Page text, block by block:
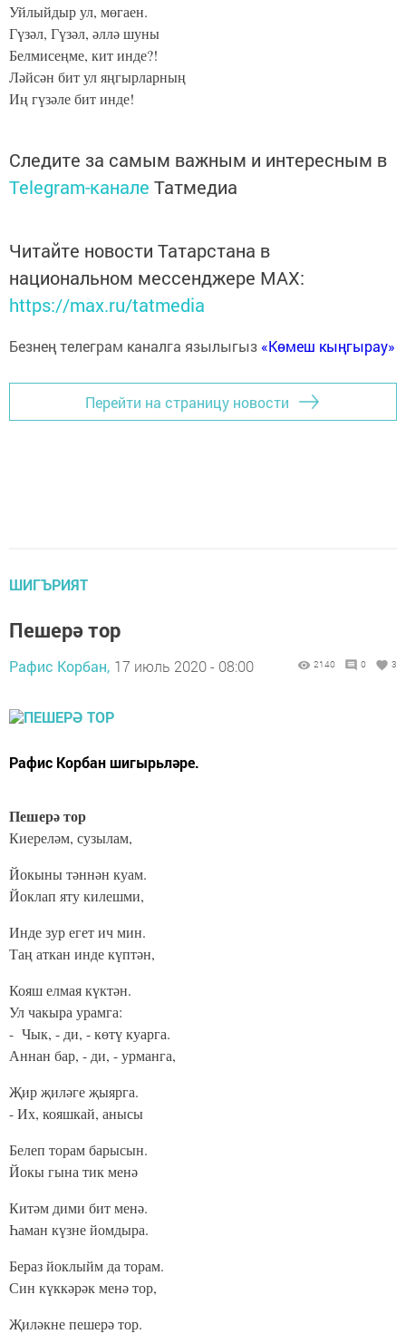
Уйлыйдыр ул, мөгаен.
Гүзәл, Гүзәл, әллә шуны
Белмисеңме, кит инде?!
Ләйсән бит ул яңгырларның
Иң гүзәле бит инде!
Следите за самым важным и интересным в
Telegram-канале Татмедиа
Читайте новости Татарстана в
национальном мессенджере MАХ:
https://max.ru/tatmedia
Безнең телеграм каналга язылыгыз «Көмеш кыңгырау»
Перейти на страницу новости
ШИГЪРИЯТ
Пешерә тор
Рафис Корбан, 17 июль 2020 - 08:00 2140 0 3
Рафис Корбан шигырьләре.
Пешерә тор
Киереләм, сузылам,
Йокыны тәннән куам.
Йоклап яту килешми,
Инде зур егет ич мин.
Таң аткан инде күптән,
Кояш елмая күктән.
Ул чакыра урамга:
- Чык, - ди, - көтү куарга.
Аннан бар, - ди, - урманга,
Җир җиләге җыярга.
- Их, кояшкай, анысы
Белеп торам барысын.
Йокы гына тик менә
Китәм дими бит менә.
Һаман күзне йомдыра.
Бераз йоклыйм да торам.
Син күккәрәк менә тор,
Җиләкне пешерә тор.